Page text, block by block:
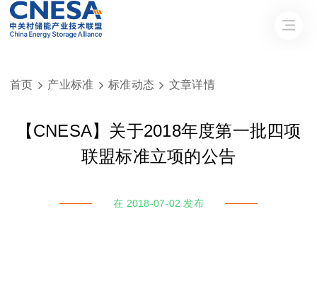
首页  产业标准  标准动态  文章详情
【CNESA】关于2018年度第一批四项
联盟标准立项的公告
在 2018-07-02 发布